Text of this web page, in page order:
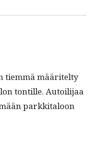
tiem­mä määritel­ty
ton­tille. Autoil­i­jaa
parkki­taloon